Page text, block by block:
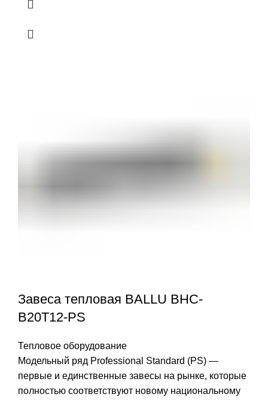
Завеса тепловая BALLU BHC-
B20T12-PS
Тепловое оборудование
Модельный ряд Professional Standard (PS) —
первые и единственные завесы на рынке, которые
полностью соответствуют новому национальному